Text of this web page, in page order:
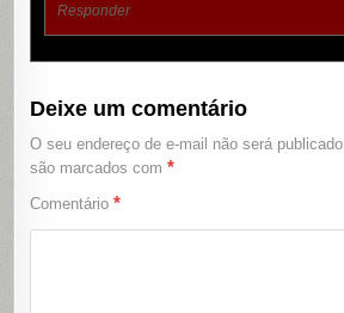
Responder
Deixe um comentário
O seu endereço de e-mail não será publicado.
são marcados com*
Comentário*